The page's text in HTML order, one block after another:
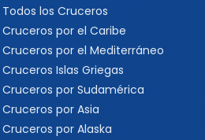
Todos los Cruceros
Cruceros por el Caribe
Cruceros por el Mediterráneo
Cruceros Islas Griegas
Cruceros por Sudamérica
Cruceros por Asia
Cruceros por Alaska